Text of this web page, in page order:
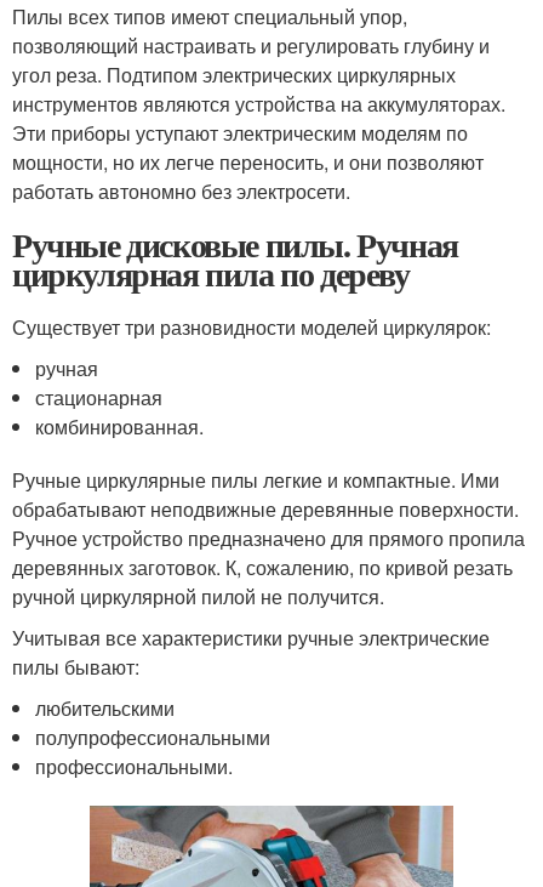
Пилы всех типов имеют специальный упор,
позволяющий настраивать и регулировать глубину и
угол реза. Подтипом электрических циркулярных
инструментов являются устройства на аккумуляторах.
Эти приборы уступают электрическим моделям по
мощности, но их легче переносить, и они позволяют
работать автономно без электросети.
Ручные дисковые пилы. Ручная
циркулярная пила по дереву
Существует три разновидности моделей циркулярок:
ручная
стационарная
комбинированная.
Ручные циркулярные пилы легкие и компактные. Ими
обрабатывают неподвижные деревянные поверхности.
Ручное устройство предназначено для прямого пропила
деревянных заготовок. К, сожалению, по кривой резать
ручной циркулярной пилой не получится.
Учитывая все характеристики ручные электрические
пилы бывают:
любительскими
полупрофессиональными
профессиональными.